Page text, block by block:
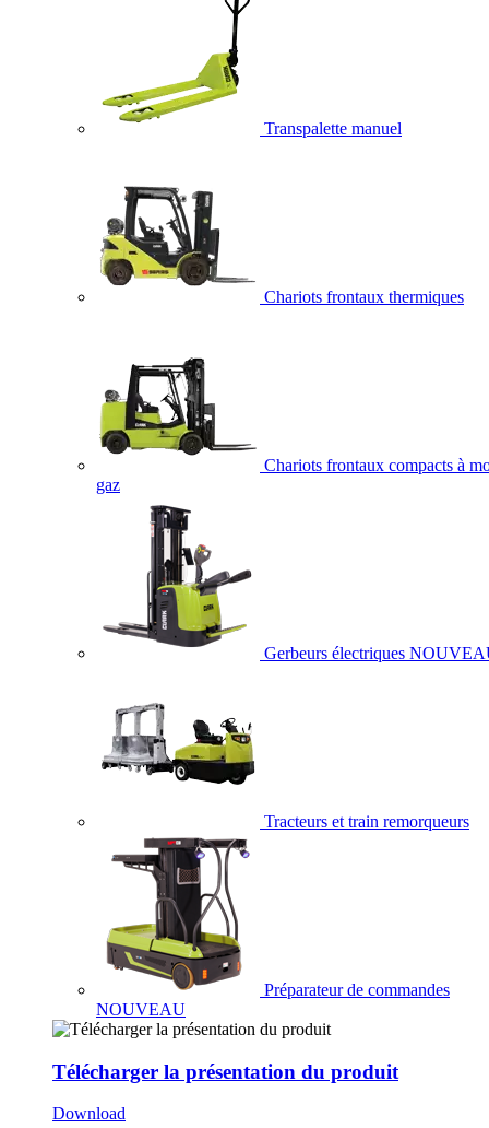
Transpalette manuel
Chariots frontaux thermiques
Chariots frontaux compacts à
gaz
Gerbeurs électriques
Tracteurs et train remorqueurs
Préparateur de commandes
NOUVEAU
Télécharger la présentation du produit
Download